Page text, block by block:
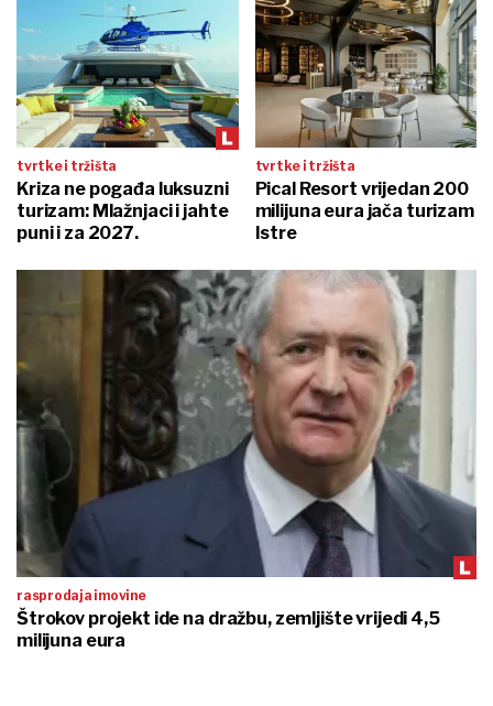
tvrtke i tržišta
Kriza ne pogađa luksuzni
turizam: Mlažnjaci i jahte
puni i za 2027.
tvrtke i tržišta
Pical Resort vrijedan 200
milijuna eura jača turizam
Istre
rasprodaja imovine
Štrokov projekt ide na dražbu, zemljište vrijedi 4,5
milijuna eura